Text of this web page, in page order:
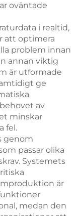
oväntade
i realtid,
att optimera
problem innan
annan viktig
är utformade
ge
av
minskar
fel.
genom
passar olika
Systemets
är
medan den